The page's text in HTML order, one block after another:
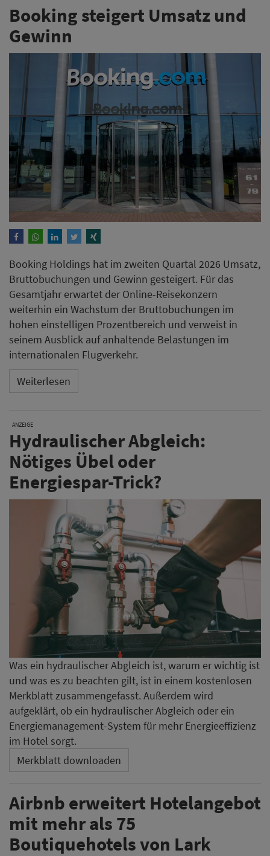
Booking steigert Umsatz und
Gewinn
Booking Holdings hat im zweiten Quartal 2026 Umsatz,
Bruttobuchungen und Gewinn gesteigert. Für das
Gesamtjahr erwartet der Online-Reisekonzern
weiterhin ein Wachstum der Bruttobuchungen im
hohen einstelligen Prozentbereich und verweist in
seinem Ausblick auf anhaltende Belastungen im
internationalen Flugverkehr.
Weiterlesen
ANZEIGE
Hydraulischer Abgleich:
Nötiges Übel oder
Energiespar-Trick?
Was ein hydraulischer Abgleich ist, warum er wichtig ist
und was es zu beachten gilt, ist in einem kostenlosen
Merkblatt zusammengefasst. Außerdem wird
aufgeklärt, ob ein hydraulischer Abgleich oder ein
Energiemanagement-System für mehr Energieeffizienz
im Hotel sorgt.
Merkblatt downloaden
Airbnb erweitert Hotelangebot
mit mehr als 75
Boutiquehotels von Lark